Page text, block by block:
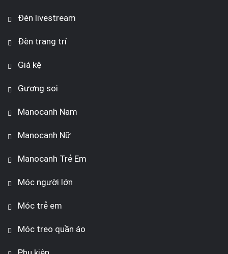
Đèn livestream
Đèn trang trí
Giá kệ
Gương soi
Manocanh Nam
Manocanh Nữ
Manocanh Trẻ Em
Móc người lớn
Móc trẻ em
Móc treo quần áo